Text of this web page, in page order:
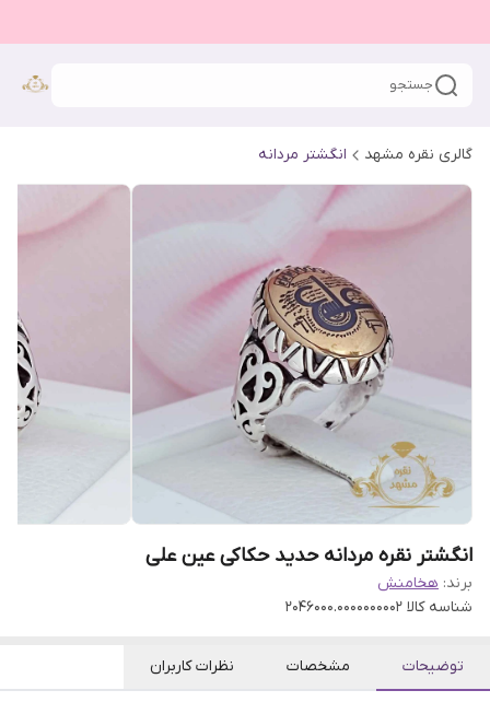
جستجو
گالری نقره مشهد انگشتر مردانه
انگشتر نقره مردانه حدید حکاکی عین علی
برند: هخامنش
شناسه کالا 2046000.0000000002
توضیحات مشخصات نظرات کاربران